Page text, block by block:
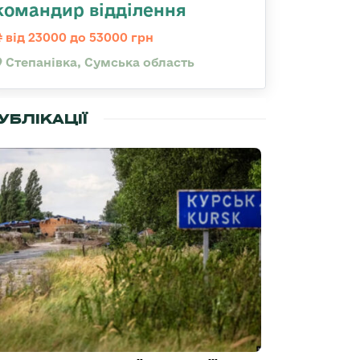
відділення
від 23000 до 53000 грн
Степанівка, Сумська область